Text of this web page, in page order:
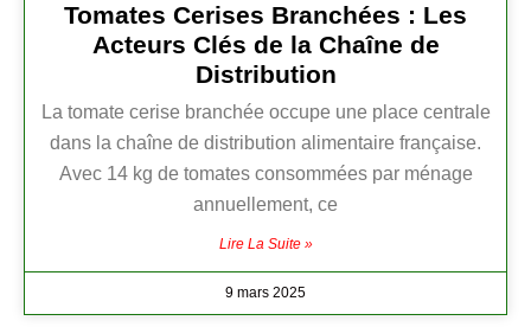
Tomates Cerises Branchées : Les
Acteurs Clés de la Chaîne de
Distribution
La tomate cerise branchée occupe une place centrale
dans la chaîne de distribution alimentaire française.
Avec 14 kg de tomates consommées par ménage
annuellement, ce
Lire La Suite »
9 mars 2025